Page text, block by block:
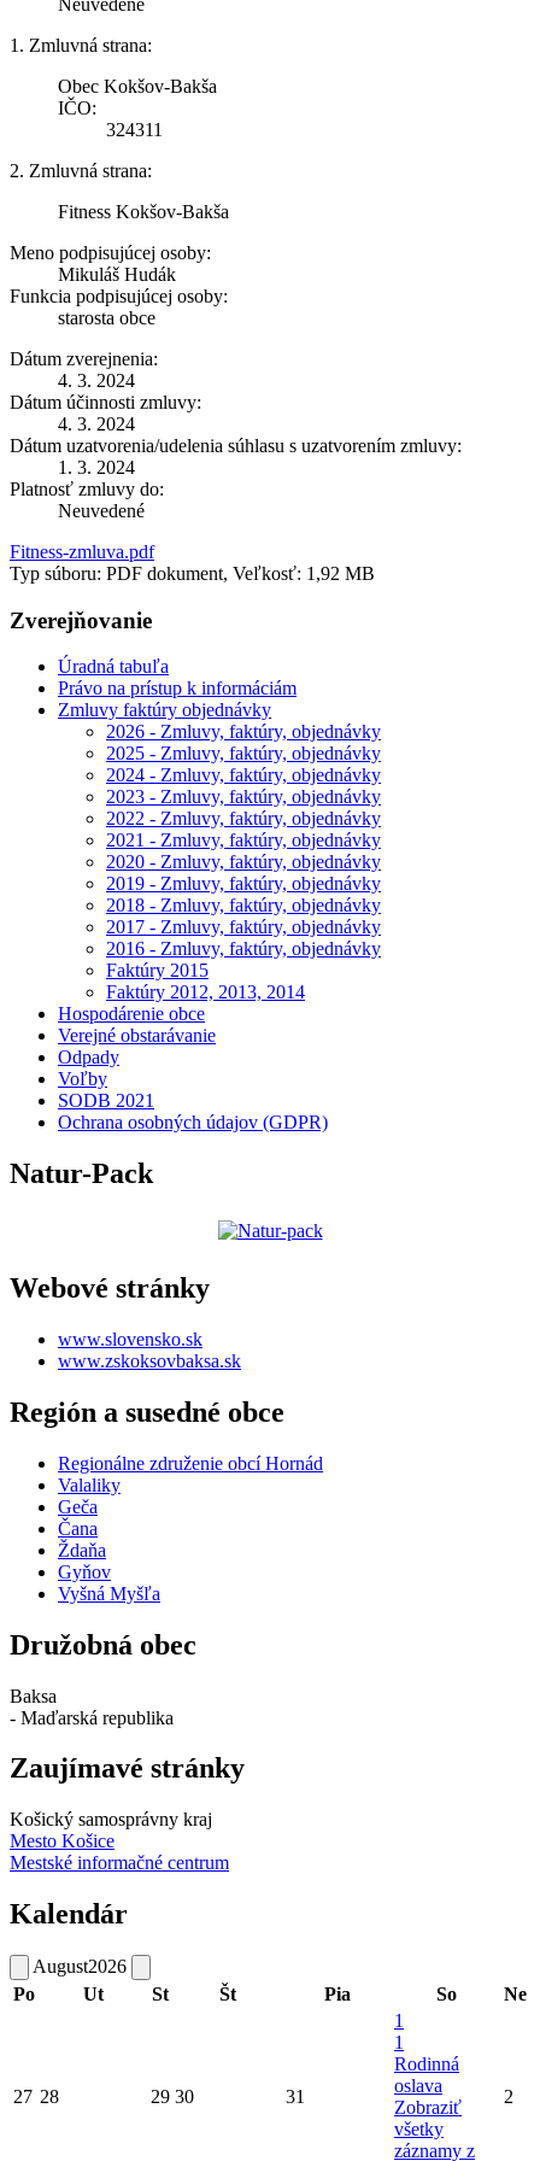
1. Zmluvná strana:
Obec Kokšov-Bakša
IČO:
324311
2. Zmluvná strana:
Fitness Kokšov-Bakša
Meno podpisujúcej osoby:
Mikuláš Hudák
Funkcia podpisujúcej osoby:
starosta obce
Dátum zverejnenia:
4. 3. 2024
Dátum účinnosti zmluvy:
4. 3. 2024
Dátum uzatvorenia/udelenia súhlasu s uzatvorením zmluvy:
1. 3. 2024
Platnosť zmluvy do:
Neuvedené
Fitness-zmluva.pdf
Typ súboru: PDF dokument, Veľkosť: 1,92 MB
Zverejňovanie
Úradná tabuľa
Právo na prístup k informáciám
Zmluvy faktúry objednávky
2026 - Zmluvy, faktúry, objednávky
2025 - Zmluvy, faktúry, objednávky
2024 - Zmluvy, faktúry, objednávky
2023 - Zmluvy, faktúry, objednávky
2022 - Zmluvy, faktúry, objednávky
2021 - Zmluvy, faktúry, objednávky
2020 - Zmluvy, faktúry, objednávky
2019 - Zmluvy, faktúry, objednávky
2018 - Zmluvy, faktúry, objednávky
2017 - Zmluvy, faktúry, objednávky
2016 - Zmluvy, faktúry, objednávky
Faktúry 2015
Faktúry 2012, 2013, 2014
Hospodárenie obce
Verejné obstarávanie
Odpady
Voľby
SODB 2021
Ochrana osobných údajov (GDPR)
Natur-Pack
Webové stránky
www.slovensko.sk
www.zskoksovbaksa.sk
Región a susedné obce
Regionálne združenie obcí Hornád
Valaliky
Geča
Čana
Ždaňa
Gyňov
Vyšná Myšľa
Družobná obec
Baksa
- Maďarská republika
Zaujímavé stránky
Košický samosprávny kraj
Mesto Košice
Mestské informačné centrum
Kalendár
August2026
Po
Ut St Št Pia So Ne
27 28 29 30 31
1
1
Rodinná
oslava
Zobraziť
všetky
záznamy z
2